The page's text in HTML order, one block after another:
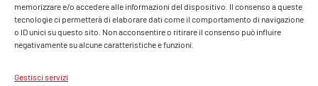
memorizzare e/o accedere alle informazioni del dispositivo. Il consenso a queste
tecnologie ci permetterà di elaborare dati come il comportamento di navigazione
o ID unici su questo sito. Non acconsentire o ritirare il consenso può influire
negativamente su alcune caratteristiche e funzioni.
Gestisci servizi